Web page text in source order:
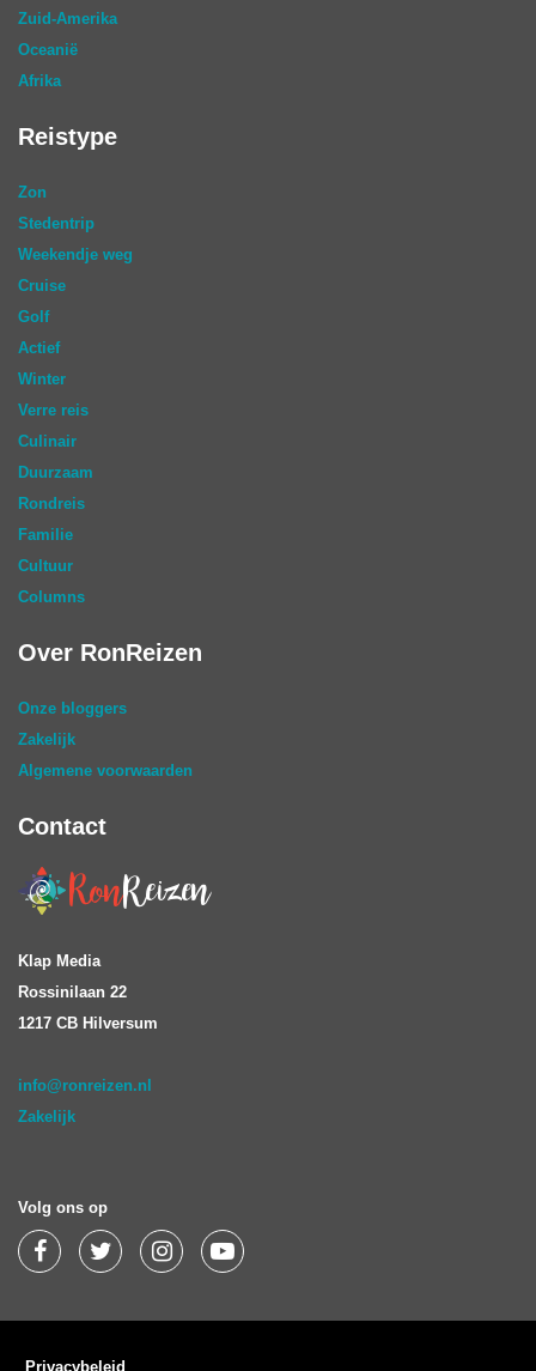
Zuid-Amerika
Oceanië
Afrika
Reistype
Zon
Stedentrip
Weekendje weg
Cruise
Golf
Actief
Winter
Verre reis
Culinair
Duurzaam
Rondreis
Familie
Cultuur
Columns
Over RonReizen
Onze bloggers
Zakelijk
Algemene voorwaarden
Contact
Klap Media
Rossinilaan 22
1217 CB Hilversum
info@ronreizen.nl
Zakelijk
Volg ons op
Privacybeleid